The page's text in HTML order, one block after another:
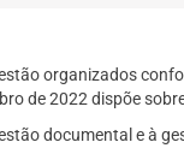
organizados
de 2022 dispõe
documental e à